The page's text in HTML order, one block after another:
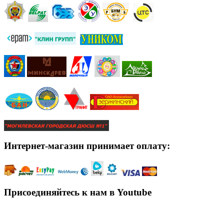
Интернет-магазин принимает оплату:
Присоединяйтесь к нам в Youtube